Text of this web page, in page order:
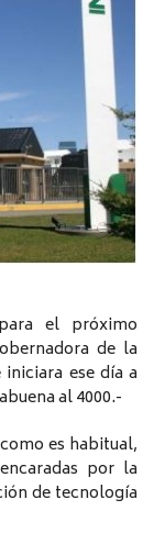
el próximo
de la
ese día a
al 4000.-
es habitual,
por la
de tecnología